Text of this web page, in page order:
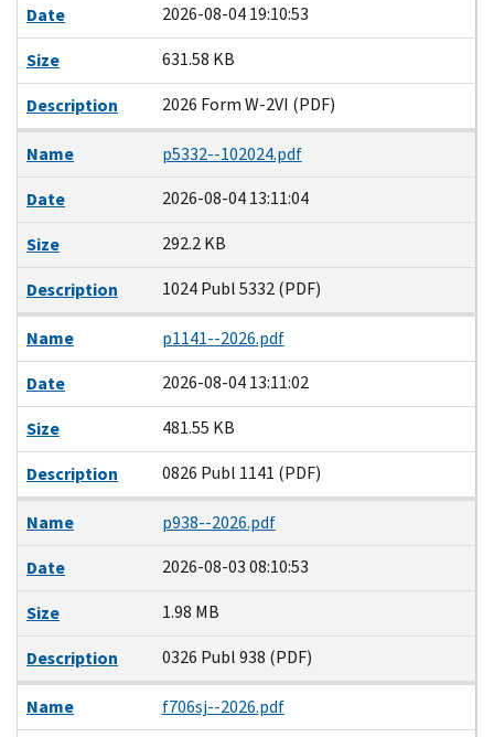
Date
2026-08-04 19:10:53
Size
631.58 KB
Description
2026 Form W-2VI (PDF)
Name
p5332--102024.pdf
Date
2026-08-04 13:11:04
Size
292.2 KB
Description
1024 Publ 5332 (PDF)
Name
p1141--2026.pdf
Date
2026-08-04 13:11:02
Size
481.55 KB
Description
0826 Publ 1141 (PDF)
Name
p938--2026.pdf
Date
2026-08-03 08:10:53
Size
1.98 MB
Description
0326 Publ 938 (PDF)
Name
f706sj--2026.pdf